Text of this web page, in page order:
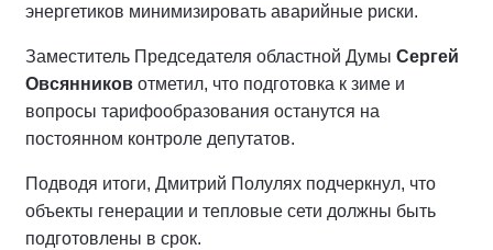
энергетиков минимизировать аварийные риски.
Заместитель Председателя областной Думы Сергей
Овсянников отметил, что подготовка к зиме и
вопросы тарифообразования останутся на
постоянном контроле депутатов.
Подводя итоги, Дмитрий Полулях подчеркнул, что
объекты генерации и тепловые сети должны быть
подготовлены в срок.